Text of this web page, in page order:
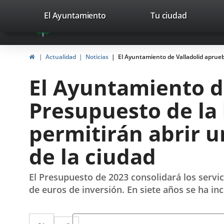
Portal
Web
del
Valladolid
avaTop
valladolid.es
El Ayuntamiento Tu ciudad
InicioActualidad Noticias El Ayuntamiento de Valladolid
El Ayuntamiento
Presupuesto de
permitirán abrir
de la ciudad
El Presupuesto de 2023 consolidará los
de euros de inversión. En siete años se ha